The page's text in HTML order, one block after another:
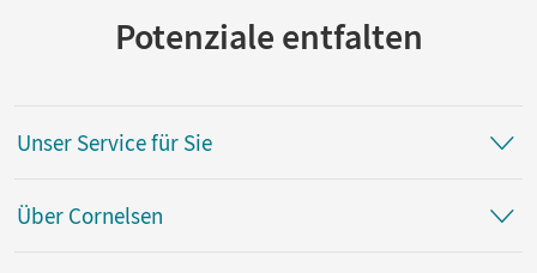
Potenziale entfalten
Unser Service für Sie
Über Cornelsen